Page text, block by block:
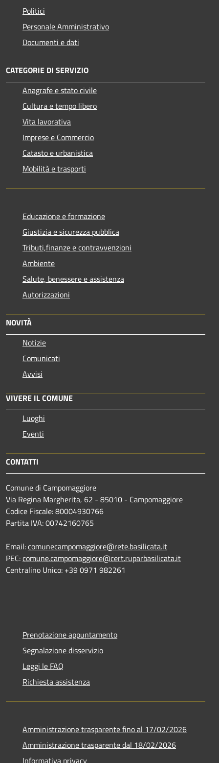
Politici
Personale Amministrativo
Documenti e dati
CATEGORIE DI SERVIZIO
Anagrafe e stato civile
Cultura e tempo libero
Vita lavorativa
Imprese e Commercio
Catasto e urbanistica
Mobilità e trasporti
Educazione e formazione
Giustizia e sicurezza pubblica
Tributi,finanze e contravvenzioni
Ambiente
Salute, benessere e assistenza
Autorizzazioni
NOVITÀ
Notizie
Comunicati
Avvisi
VIVERE IL COMUNE
Luoghi
Eventi
CONTATTI
Comune di Campomaggiore
Via Regina Margherita, 62 - 85010 - Campomaggiore
Codice Fiscale: 80004930766
Partita IVA: 00742160765
Email:comunecampomaggiore@rete.basilicata.it
PEC:comune.campomaggiore@cert.ruparbasilicata.it
Centralino Unico: +39 0971 982261
Prenotazione appuntamento
Segnalazione disservizio
Leggi le FAQ
Richiesta assistenza
Amministrazione trasparente fino al 17/02/2026
Amministrazione trasparente dal 18/02/2026
Informativa privacy